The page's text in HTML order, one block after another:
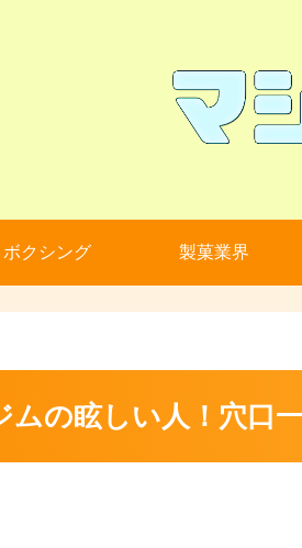
クシング 製菓業界
ムの眩しい人！穴口